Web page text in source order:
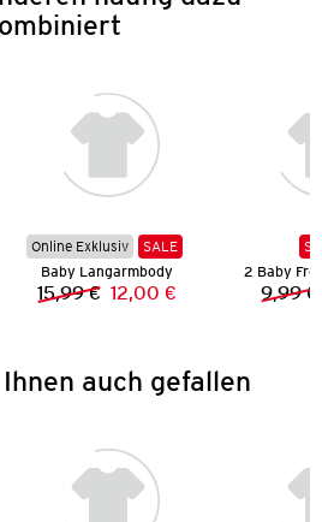
Online Exklusiv
SALE
Baby Langarmbody
Vorheriger Preis:
15,99 € Neuer Preis:
12,00 € 9,99 €
auch gefallen